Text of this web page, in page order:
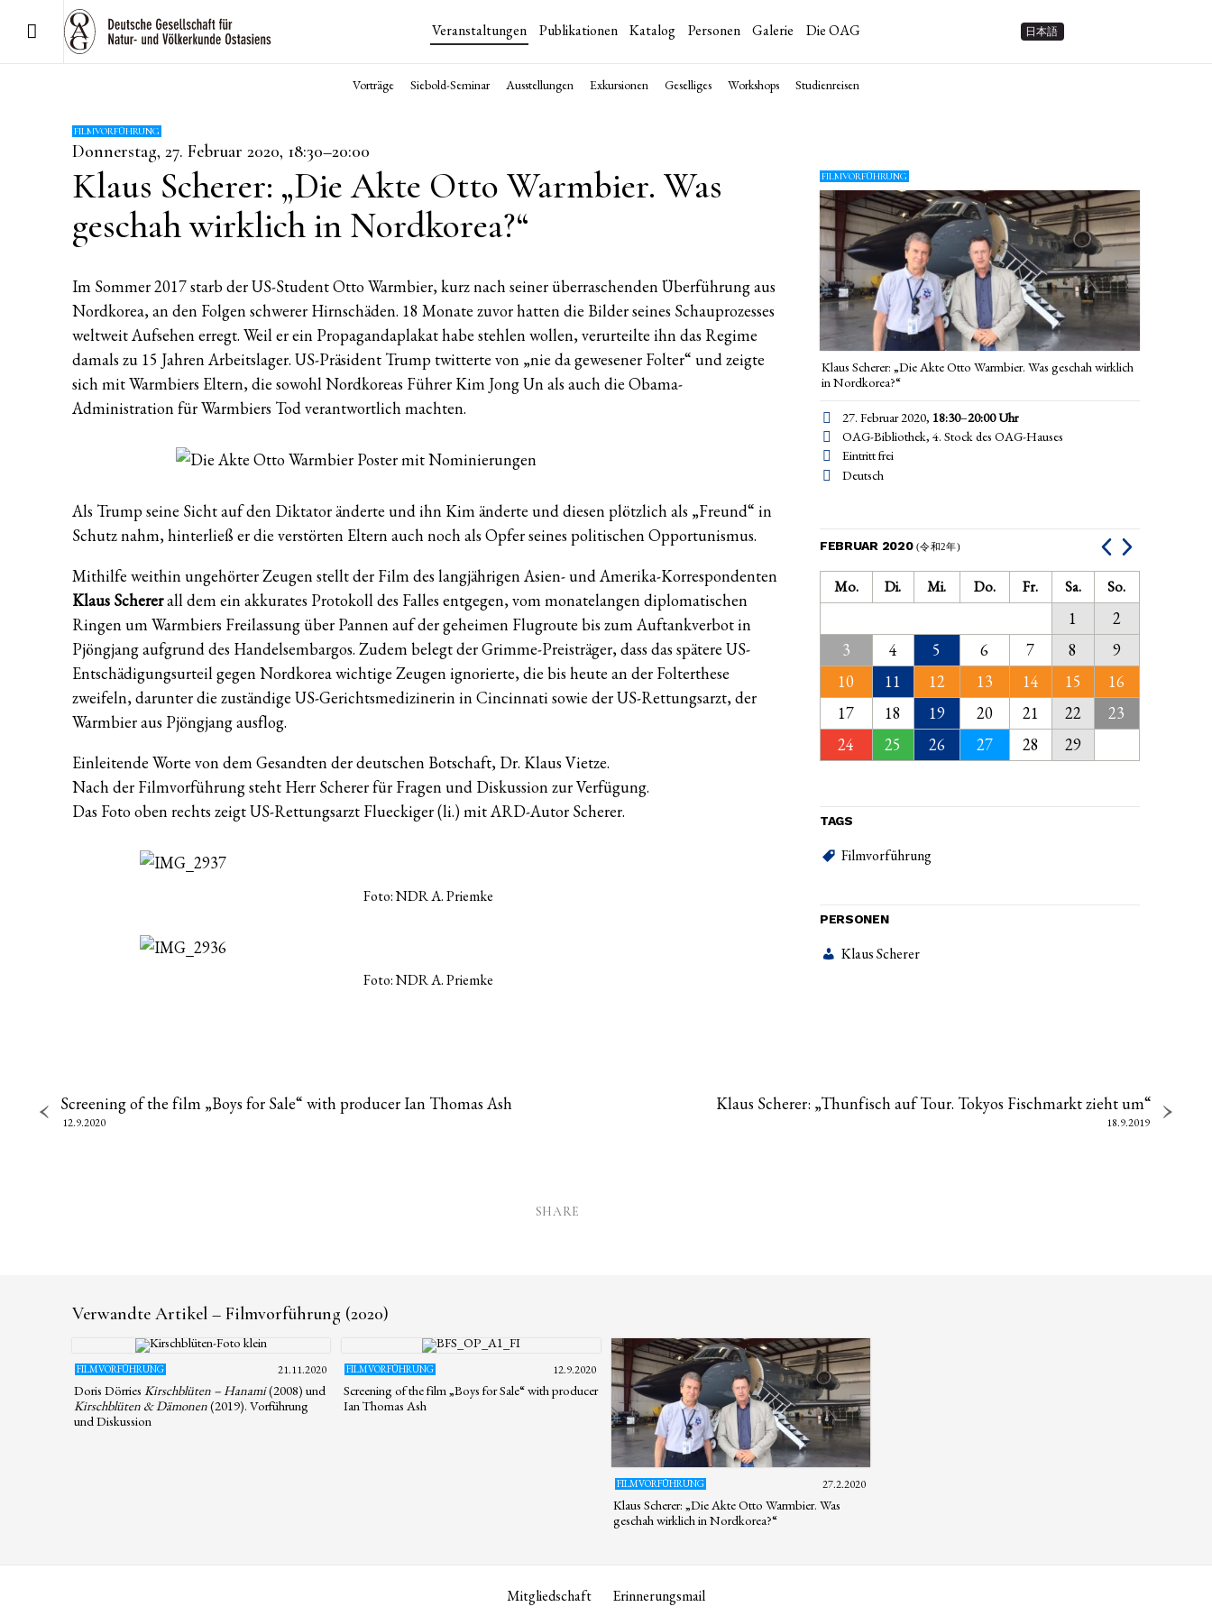
Veranstaltungen Publikationen Katalog Personen Galerie Die OAG 日本語
Vorträge Siebold-Seminar Ausstellungen Exkursionen Geselliges Workshops Studienreisen
FILMVORFÜHRUNG
Donnerstag, 27. Februar 2020, 18:30–20:00
Klaus Scherer: „Die Akte Otto Warmbier. Was
geschah wirklich in Nordkorea?“
Im Sommer 2017 starb der US-Student Otto Warmbier, kurz nach seiner überraschenden Überführung aus
Nordkorea, an den Folgen schwerer Hirnschäden. 18 Monate zuvor hatten die Bilder seines Schauprozesses
weltweit Aufsehen erregt. Weil er ein Propagandaplakat habe stehlen wollen, verurteilte ihn das Regime
damals zu 15 Jahren Arbeitslager. US-Präsident Trump twitterte von „nie da gewesener Folter“ und zeigte
sich mit Warmbiers Eltern, die sowohl Nordkoreas Führer Kim Jong Un als auch die Obama-
Administration für Warmbiers Tod verantwortlich machten.
Als Trump seine Sicht auf den Diktator änderte und ihn Kim änderte und diesen plötzlich als „Freund“ in
Schutz nahm, hinterließ er die verstörten Eltern auch noch als Opfer seines politischen Opportunismus.
Mithilfe weithin ungehörter Zeugen stellt der Film des langjährigen Asien- und Amerika-Korrespondenten
Klaus Schererall dem ein akkurates Protokoll des Falles entgegen, vom monatelangen diplomatischen
Ringen um Warmbiers Freilassung über Pannen auf der geheimen Flugroute bis zum Auftankverbot in
Pjöngjang aufgrund des Handelsembargos. Zudem belegt der Grimme-Preisträger, dass das spätere US-
Entschädigungsurteil gegen Nordkorea wichtige Zeugen ignorierte, die bis heute an der Folterthese
zweifeln, darunter die zuständige US-Gerichtsmedizinerin in Cincinnati sowie der US-Rettungsarzt, der
Warmbier aus Pjöngjang ausflog.
Einleitende Worte von dem Gesandten der deutschen Botschaft, Dr. Klaus Vietze.
Nach der Filmvorführung steht Herr Scherer für Fragen und Diskussion zur Verfügung.
Das Foto oben rechts zeigt US-Rettungsarzt Flueckiger (li.) mit ARD-Autor Scherer.
Foto: NDR A. Priemke
Foto: NDR A. Priemke
FILMVORFÜHRUNG
Klaus Scherer: „Die Akte Otto Warmbier. Was geschah wirklich
in Nordkorea?“
27. Februar 2020, 18:30–20:00Uhr
OAG-Bibliothek, 4. Stock des OAG-Hauses
Eintritt frei
Deutsch
FEBRUAR 2020(令和2年)
Mo. Di. Mi. Do. Fr. Sa. So.
1
2
3
4 5 6 7 8
9
10
11 12 13 14 15
16
17
18 19 20 21 22
23
24
25 26 27 28 29
TAGS
Filmvorführung
PERSONEN
Klaus Scherer
Screening of the film „Boys for Sale“ with producer Ian Thomas Ash
12.9.2020
Klaus Scherer: „Thunfisch auf Tour. Tokyos Fischmarkt zieht um“
18.9.2019
SHARE
Verwandte Artikel – Filmvorführung (2020)
FILMVORFÜHRUNG 21.11.2020
Doris Dörries Kirschblüten – Hanami(2008) und
Kirschblüten & Dämonen(2019). Vorführung
und Diskussion
FILMVORFÜHRUNG 12.9.2020
Screening of the film „Boys for Sale“ with producer
Ian Thomas Ash
FILMVORFÜHRUNG 27.2.2020
Klaus Scherer: „Die Akte Otto Warmbier. Was
geschah wirklich in Nordkorea?“
Mitgliedschaft Erinnerungsmail